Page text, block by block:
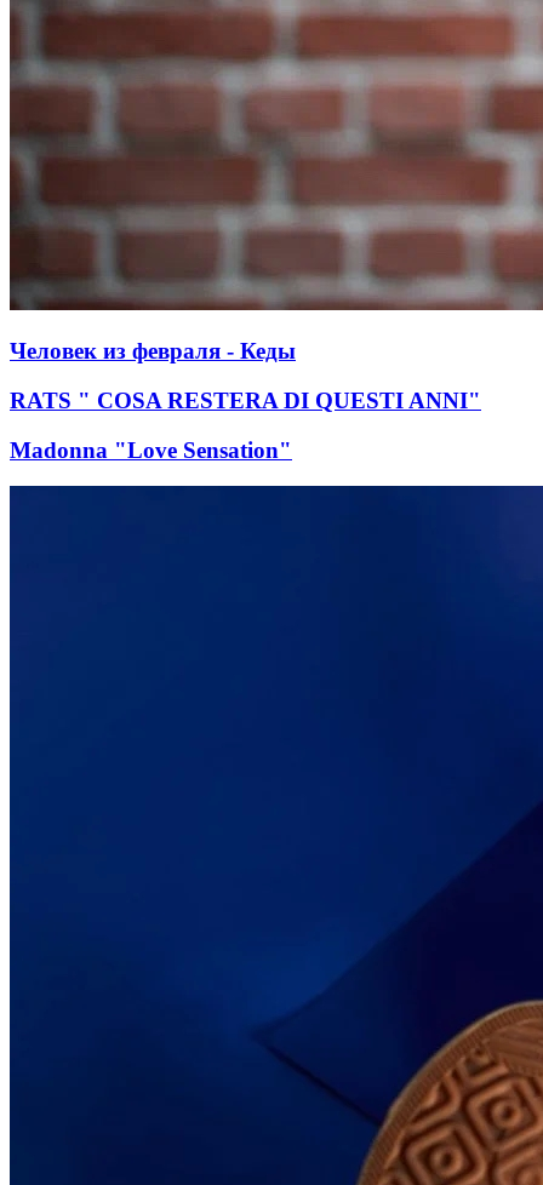
Человек из февраля - Кеды
RATS " COSA RESTERA DI QUESTI ANNI"
Madonna "Love Sensation"